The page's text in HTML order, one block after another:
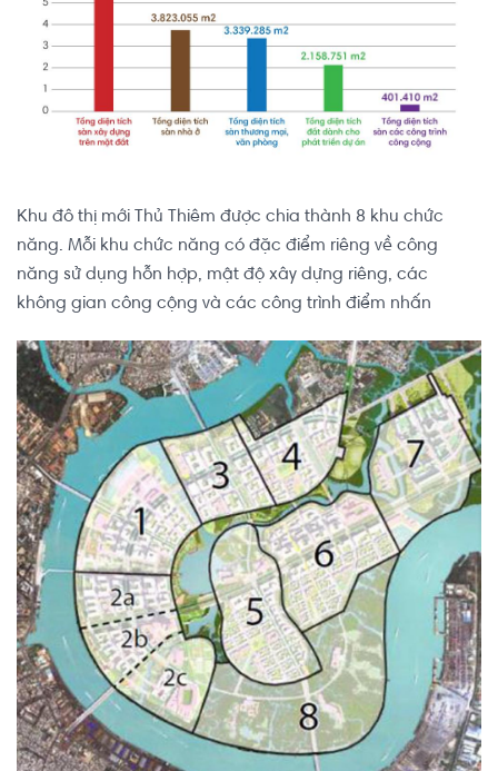
Khu đô thị mới Thủ Thiêm được chia thành 8 khu chức
năng. Mỗi khu chức năng có đặc điểm riêng về công
năng sử dụng hỗn hợp, mật độ xây dựng riêng, các
không gian công cộng và các công trình điểm nhấn